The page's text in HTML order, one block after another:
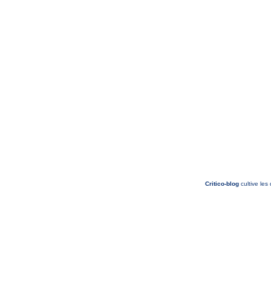
Critico-blog cultive les